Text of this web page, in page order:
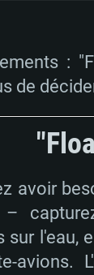
:
de
avoir
–
sur l'eau,
avions.